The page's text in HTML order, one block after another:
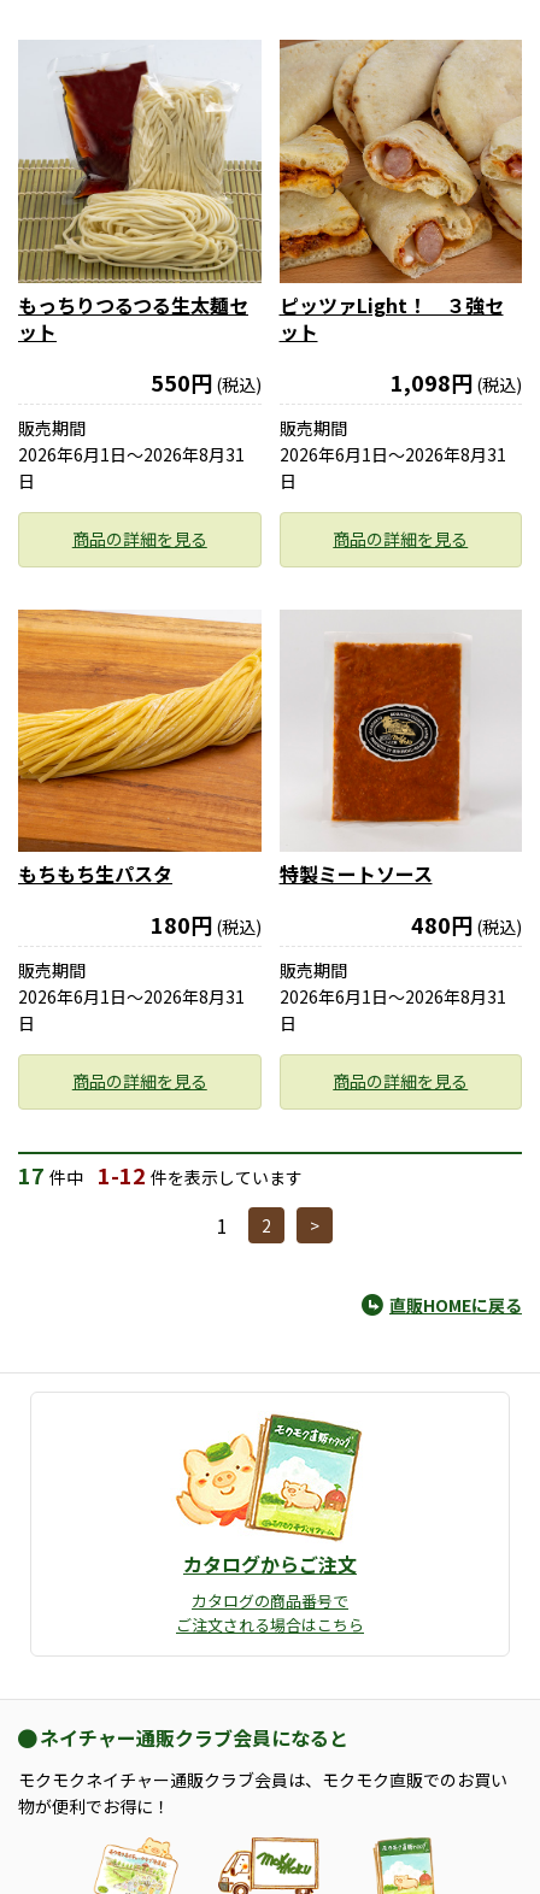
もっちりつるつる生太麺セ
ット
550円 (税込)
販売期間
2026年6月1日〜2026年8月31
日
商品の詳細を見る
ピッツァLight！ ３強セ
ット
1,098円 (税込)
販売期間
2026年6月1日〜2026年8月31
日
商品の詳細を見る
もちもち生パスタ
180円 (税込)
販売期間
2026年6月1日〜2026年8月31
日
商品の詳細を見る
特製ミートソース
480円 (税込)
販売期間
2026年6月1日〜2026年8月31
日
商品の詳細を見る
17 件中 1-12 件を表示しています
1 2 >
直販HOMEに戻る
カタログからご注文
カタログの商品番号で
ご注文される場合はこちら
ネイチャー通販クラブ会員になると
モクモクネイチャー通販クラブ会員は、モクモク直販でのお買い
物が便利でお得に！